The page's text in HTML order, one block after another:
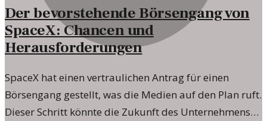
Der bevorstehende Börsengang von
SpaceX: Chancen und
Herausforderungen
SpaceX hat einen vertraulichen Antrag für einen
Börsengang gestellt, was die Medien auf den Plan ruft.
Dieser Schritt könnte die Zukunft des Unternehmens